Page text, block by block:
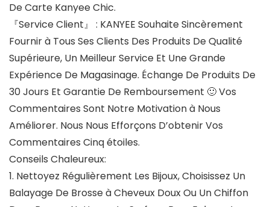
De Carte Kanyee Chic.
『Service Client』 : KANYEE Souhaite Sincèrement
Fournir à Tous Ses Clients Des Produits De Qualité
Supérieure, Un Meilleur Service Et Une Grande
Expérience De Magasinage. Échange De Produits De
30 Jours Et Garantie De Remboursement 🙂 Vos
Commentaires Sont Notre Motivation à Nous
Améliorer. Nous Nous Efforçons D’obtenir Vos
Commentaires Cinq étoiles.
Conseils Chaleureux:
1. Nettoyez Régulièrement Les Bijoux, Choisissez Un
Balayage De Brosse à Cheveux Doux Ou Un Chiffon